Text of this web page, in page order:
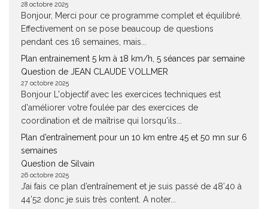
28 octobre 2025
Bonjour, Merci pour ce programme complet et équilibré.
Effectivement on se pose beaucoup de questions
pendant ces 16 semaines, mais...
Plan entrainement 5 km à 18 km/h, 5 séances par semaine
Question de JEAN CLAUDE VOLLMER
27 octobre 2025
Bonjour L'objectif avec les exercices techniques est
d'améliorer votre foulée par des exercices de
coordination et de maîtrise qui lorsqu'ils...
Plan d’entraînement pour un 10 km entre 45 et 50 mn sur 6
semaines
Question de Silvain
26 octobre 2025
J’ai fais ce plan d’entraînement et je suis passé de 48’40 à
44’52 donc je suis très content. A noter...